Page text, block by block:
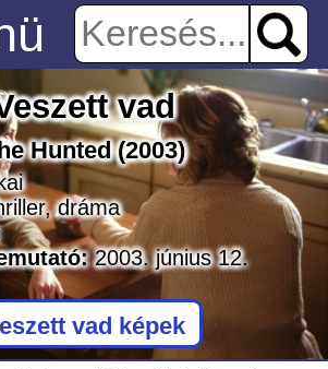
vad
Hunted(2003)
,dráma
2003. június 12.
vad képek